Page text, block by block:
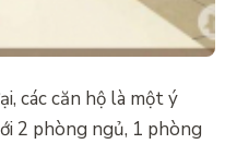
các căn hộ là một ý
2 phòng ngủ, 1 phòng